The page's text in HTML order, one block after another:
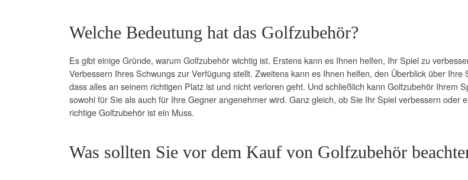
Welche Bedeutung hat das Golfzubehör?
Es gibt einige Gründe, warum Golfzubehör wichtig ist. Erstens kann es Ihnen helfen, Ihr Spiel zu
Verbessern Ihres Schwungs zur Verfügung stellt. Zweitens kann es Ihnen helfen, den Überblick über
dass alles an seinem richtigen Platz ist und nicht verloren geht. Und schließlich kann Golfzubehör Ihrem
sowohl für Sie als auch für Ihre Gegner angenehmer wird. Ganz gleich, ob Sie Ihr Spiel verbessern oder
richtige Golfzubehör ist ein Muss.
Was sollten Sie vor dem Kauf von Golfzubehör